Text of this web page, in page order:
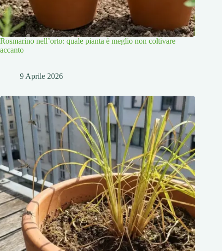
Rosmarino nell’orto: quale pianta è meglio non coltivare
accanto
9 Aprile 2026